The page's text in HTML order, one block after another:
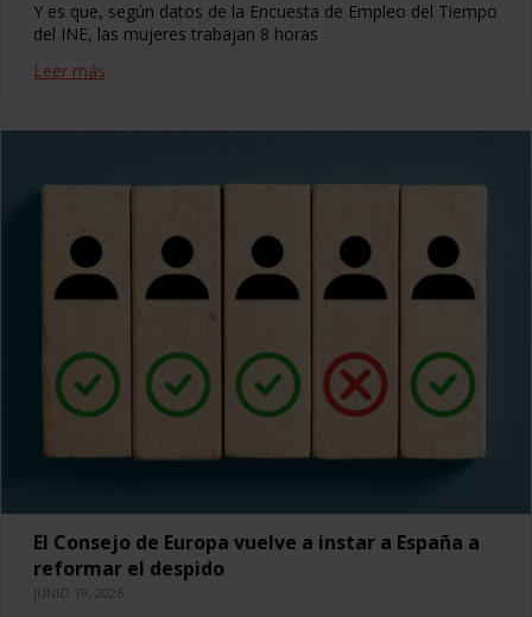
Y es que, según datos de la Encuesta de Empleo del Tiempo
del INE, las mujeres trabajan 8 horas
Leer más
El Consejo de Europa vuelve a instar a España a
reformar el despido
JUNIO 19, 2026